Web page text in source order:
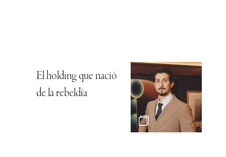
El holding que nació
de la rebeldía